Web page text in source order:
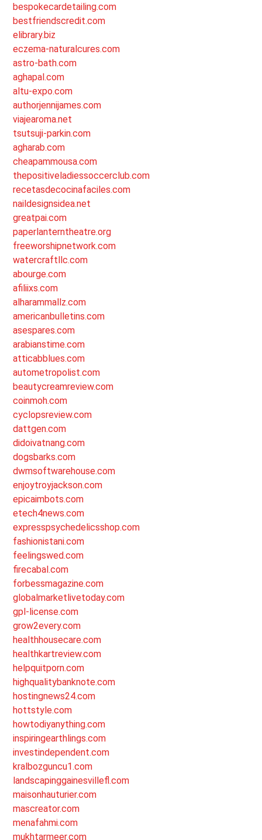
bespokecardetailing.com
bestfriendscredit.com
elibrary.biz
eczema-naturalcures.com
astro-bath.com
aghapal.com
altu-expo.com
authorjennijames.com
viajearoma.net
tsutsuji-parkin.com
agharab.com
cheapammousa.com
thepositiveladiessoccerclub.com
recetasdecocinafaciles.com
naildesignsidea.net
greatpai.com
paperlanterntheatre.org
freeworshipnetwork.com
watercraftllc.com
abourge.com
afiliixs.com
alharammallz.com
americanbulletins.com
asespares.com
arabianstime.com
atticabblues.com
autometropolist.com
beautycreamreview.com
coinmoh.com
cyclopsreview.com
dattgen.com
didoivatnang.com
dogsbarks.com
dwmsoftwarehouse.com
enjoytroyjackson.com
epicaimbots.com
etech4news.com
expresspsychedelicsshop.com
fashionistani.com
feelingswed.com
firecabal.com
forbessmagazine.com
globalmarketlivetoday.com
gpl-license.com
grow2every.com
healthhousecare.com
healthkartreview.com
helpquitporn.com
highqualitybanknote.com
hostingnews24.com
hottstyle.com
howtodiyanything.com
inspiringearthlings.com
investindependent.com
kralbozguncu1.com
landscapinggainesvillefl.com
maisonhauturier.com
mascreator.com
menafahmi.com
mukhtarmeer.com